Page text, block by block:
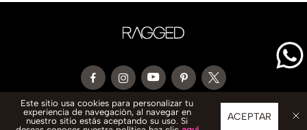
CONTACTO ACEPTAR
Este sitio usa cookies para personalizar tu
experiencia de navegación, al navegar en
nuestro sitio estás aceptando su uso. Si